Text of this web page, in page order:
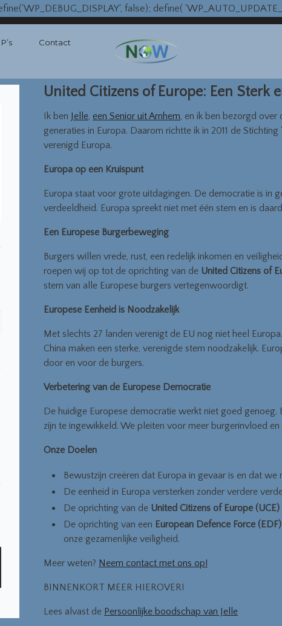
false); define(
Contact
United Citizens of Europe: Een Sterk
Ik ben Jelle, een Senior uit Arnhem, en ik ben bezorgd over
generaties in Europa. Daarom richtte ik in 2011 de
verenigd Europa.
Europa op een Kruispunt
Europa staat voor grote uitdagingen. De democratie is in
verdeeldheid. Europa spreekt niet met één stem en is
Een Europese Burgerbeweging
Burgers willen vrede, rust, een redelijk inkomen en
roepen wij op tot de oprichting van de United Citizens of
stem van alle Europese burgers vertegenwoordigt.
Europese Eenheid is Noodzakelijk
Met slechts 27 landen verenigt de EU nog niet heel
China maken een sterke, verenigde stem noodzakelijk.
door en voor de burgers.
Verbetering van de Europese Democratie
De huidige Europese democratie werkt niet goed
zijn te ingewikkeld. We pleiten voor meer burgerinvloed en
Onze Doelen
Bewustzijn creëren dat Europa in gevaar is en dat we
De eenheid in Europa versterken zonder verdere
De oprichting van de United Citizens of Europe (UCE)
De oprichting van een European Defence Force (EDF)
onze gezamenlijke veiligheid.
Meer weten? Neem contact met ons op!
BINNENKORT MEER HIEROVER!
Lees alvast de Persoonlijke boodschap van Jelle